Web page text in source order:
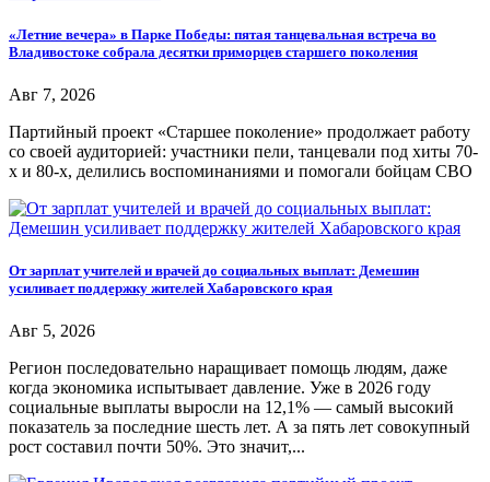
«Летние вечера» в Парке Победы: пятая танцевальная встреча во
Владивостоке собрала десятки приморцев старшего поколения
Авг 7, 2026
Партийный проект «Старшее поколение» продолжает работу
со своей аудиторией: участники пели, танцевали под хиты 70-
х и 80-х, делились воспоминаниями и помогали бойцам СВО
От зарплат учителей и врачей до социальных выплат: Демешин
усиливает поддержку жителей Хабаровского края
Авг 5, 2026
Регион последовательно наращивает помощь людям, даже
когда экономика испытывает давление. Уже в 2026 году
социальные выплаты выросли на 12,1% — самый высокий
показатель за последние шесть лет. А за пять лет совокупный
рост составил почти 50%. Это значит,...